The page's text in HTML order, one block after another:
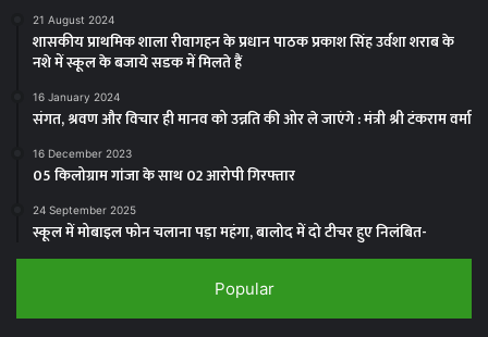
21 August 2024
शासकीय प्राथमिक शाला रीवागहन के प्रधान पाठक प्रकाश सिंह उर्वशा शराब के
नशे में स्कूल के बजाये सडक में मिलते हैं
16 January 2024
संगत, श्रवण और विचार ही मानव को उन्नति की ओर ले जाएंगे : मंत्री श्री टंकराम वर्मा
16 December 2023
05 किलोग्राम गांजा के साथ 02 आरोपी गिरफ्तार
24 September 2025
स्कूल में मोबाइल फोन चलाना पड़ा महंगा, बालोद में दो टीचर हुए निलंबित-
Popular